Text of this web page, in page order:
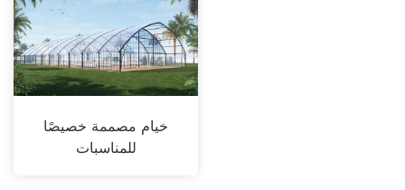
خيام مصممة خصيصًا
للمناسبات